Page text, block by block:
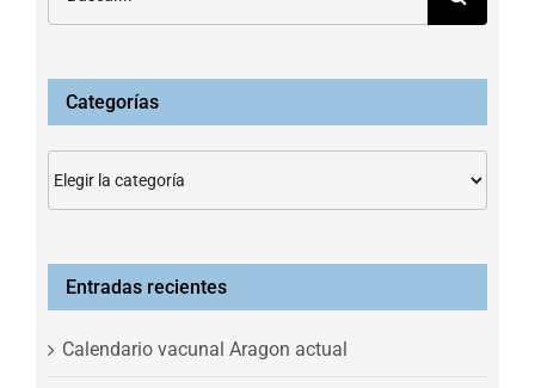
Categorías
Entradas recientes
Calendario vacunal Aragon actual